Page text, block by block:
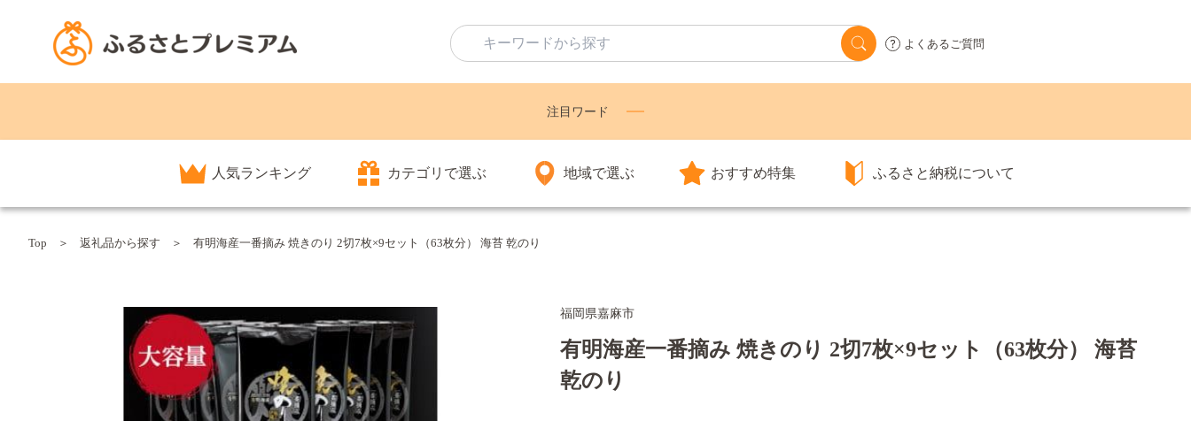
よくあるご質問
注目ワード
人気ランキング カテゴリで選ぶ 地域で選ぶ おすすめ特集 ふるさと納税について
Top 返礼品から探す 有明海産一番摘み 焼きのり 2切7枚×9セット（63枚分） 海苔 乾のり
福岡県嘉麻市
有明海産一番摘み 焼きのり 2切7枚×9セット（63枚分） 海苔
乾のり